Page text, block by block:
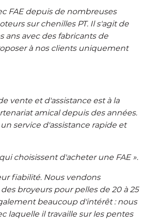
FAE depuis de nombreuses
sur chenilles PT. Il s'agit de
ans avec des fabricants de
à nos clients uniquement
vente et d'assistance est à la
amical depuis des années.
service d'assistance rapide et
choisissent d'acheter une FAE ».
fiabilité. Nous vendons
broyeurs pour pelles de 20 à 25
beaucoup d'intérêt : nous
laquelle il travaille sur les pentes